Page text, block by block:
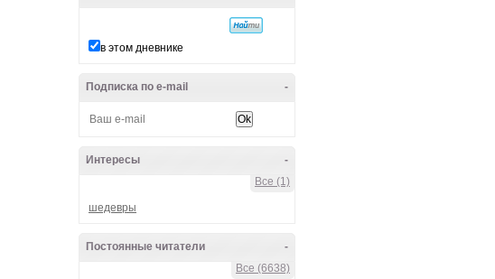
в этом дневнике
-
Подписка по e-mail
-
Интересы
Все (1)
шедевры
-
Постоянные читатели
Все (6638)